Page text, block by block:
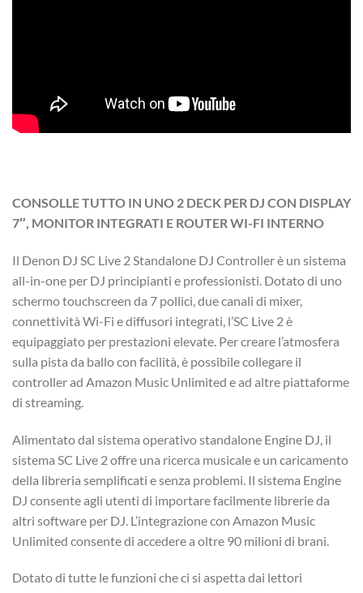
CONSOLLE TUTTO IN UNO 2 DECK PER DJ CON DISPLAY
7″, MONITOR INTEGRATI E ROUTER WI-FI INTERNO
Il Denon DJ SC Live 2 Standalone DJ Controller è un sistema
all-in-one per DJ principianti e professionisti. Dotato di uno
schermo touchscreen da 7 pollici, due canali di mixer,
connettività Wi-Fi e diffusori integrati, l’SC Live 2 è
equipaggiato per prestazioni elevate. Per creare l’atmosfera
sulla pista da ballo con facilità, è possibile collegare il
controller ad Amazon Music Unlimited e ad altre piattaforme
di streaming.
Alimentato dal sistema operativo standalone Engine DJ, il
sistema SC Live 2 offre una ricerca musicale e un caricamento
della libreria semplificati e senza problemi. Il sistema Engine
DJ consente agli utenti di importare facilmente librerie da
altri software per DJ. L’integrazione con Amazon Music
Unlimited consente di accedere a oltre 90 milioni di brani.
Dotato di tutte le funzioni che ci si aspetta dai lettori